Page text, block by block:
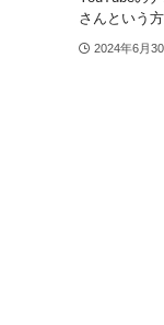
さんという
2024年6月